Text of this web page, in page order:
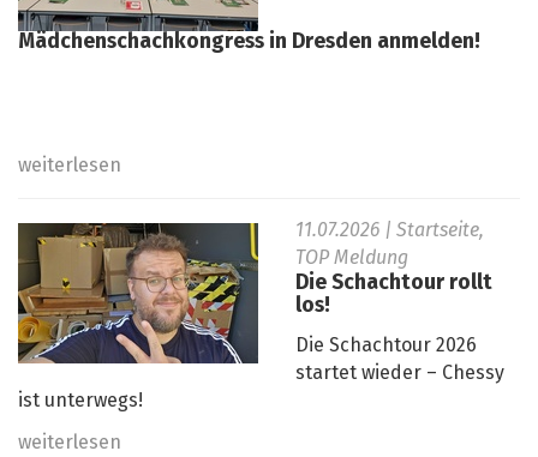
Mädchenschachkongress in Dresden anmelden!
weiterlesen
11.07.2026 | Startseite,
TOP Meldung
Die Schachtour rollt
los!
Die Schachtour 2026
startet wieder – Chessy
ist unterwegs!
weiterlesen